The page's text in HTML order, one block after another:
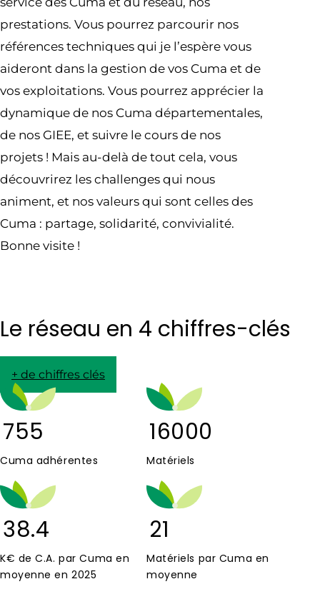
prestations. Vous pourrez parcourir nos
références techniques qui je l’espère vous
aideront dans la gestion de vos Cuma et de
vos exploitations. Vous pourrez apprécier la
dynamique de nos Cuma départementales,
de nos GIEE, et suivre le cours de nos
projets ! Mais au-delà de tout cela, vous
découvrirez les challenges qui nous
animent, et nos valeurs qui sont celles des
Cuma : partage, solidarité, convivialité.
Bonne visite !
Le réseau en 4 chiffres-clés
+ de chiffres clés
755
Cuma adhérentes
16000
Matériels
38.4
K€ de C.A. par Cuma en
moyenne en 2025
21
Matériels par Cuma en
moyenne